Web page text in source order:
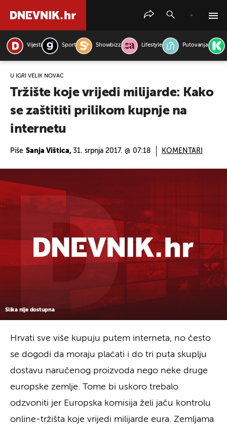
Vijesti Sport Showbizz Lifestyle Putovanja
U IGRI VELIK NOVAC
Tržište koje vrijedi milijarde: Kako
se zaštititi prilikom kupnje na
internetu
Piše Sanja Vištica, 31. srpnja 2017. @ 07:18 KOMENTARI
Slika nije dostupna
Hrvati sve više kupuju putem interneta, no često
se dogodi da moraju plaćati i do tri puta skuplju
dostavu naručenog proizvoda nego neke druge
europske zemlje. Tome bi uskoro trebalo
odzvoniti jer Europska komisija želi jaču kontrolu
online-tržišta koje vrijedi milijarde eura. Zemljama
PRETRAŽITE VIJESTI